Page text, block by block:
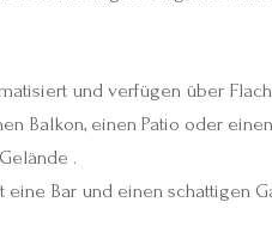
und verfügen über
Balkon, einen Patio oder
.
Bar und einen schattigen